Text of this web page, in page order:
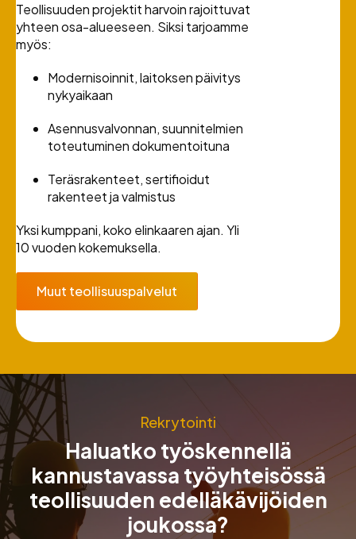
Teollisuuden projektit harvoin rajoittuvat
yhteen osa-alueeseen. Siksi tarjoamme
myös:
Modernisoinnit, laitoksen päivitys
nykyaikaan
Asennusvalvonnan, suunnitelmien
toteutuminen dokumentoituna
Teräsrakenteet, sertifioidut
rakenteet ja valmistus
Yksi kumppani, koko elinkaaren ajan. Yli
10 vuoden kokemuksella.
Muut teollisuuspalvelut
Rekrytointi
Haluatko työskennellä
kannustavassa työyhteisössä
teollisuuden edelläkävijöiden
joukossa?